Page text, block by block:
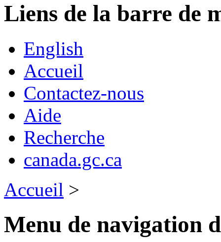
Liens de la barre de
English
Accueil
Contactez-nous
Aide
Recherche
canada.gc.ca
Accueil >
Menu de navigation